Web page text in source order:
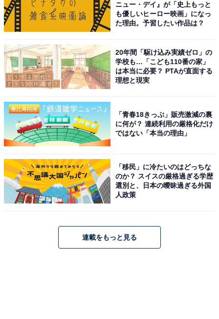
ニュー・デイ』が「史上もっと
も優しいヒーロー映画」になっ
た理由。予習したい作品は？
20年間「駆け込み実績ゼロ」の
学校も…「こども110番の家」
は本当に必要？ PTAが直面する
理想と現実
「青春18きっぷ」販売激減の裏
に何が？ 連続利用の厳格化だけ
ではない「本当の理由」
「移民」に冷たいのはどっちな
のか？ スイスの厳格過ぎる学歴
選別と、日本の曖昧過ぎる外国
人政策
連載をもっと見る